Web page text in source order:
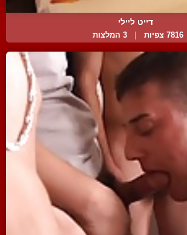
דייט ליילי
7816 צפיות 3 המלצות